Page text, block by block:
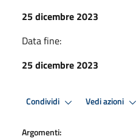
25 dicembre 2023
Data fine:
25 dicembre 2023
Condividi Vedi azioni
Argomenti: